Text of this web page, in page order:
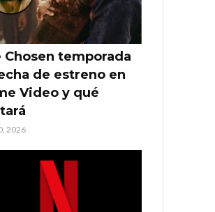
Chosen temporada
de estreno en
Video y qué
2026